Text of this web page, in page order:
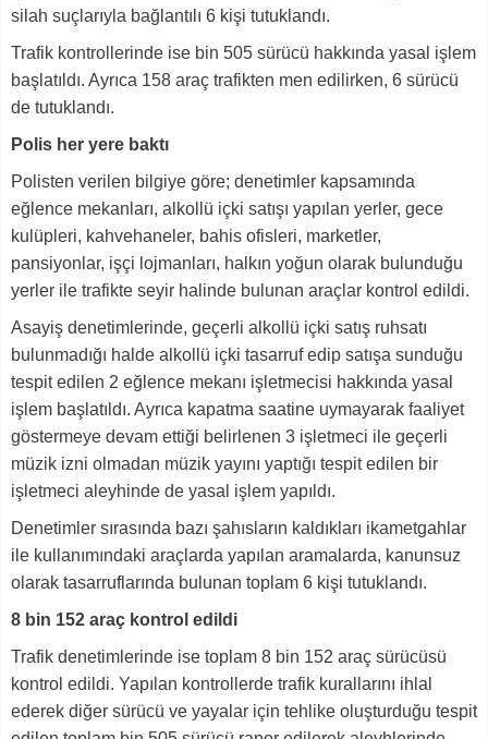
silah suçlarıyla bağlantılı 6 kişi tutuklandı.
Trafik kontrollerinde ise bin 505 sürücü hakkında yasal işlem
başlatıldı. Ayrıca 158 araç trafikten men edilirken, 6 sürücü
de tutuklandı.
Polis her yere baktı
Polisten verilen bilgiye göre; denetimler kapsamında
eğlence mekanları, alkollü içki satışı yapılan yerler, gece
kulüpleri, kahvehaneler, bahis ofisleri, marketler,
pansiyonlar, işçi lojmanları, halkın yoğun olarak bulunduğu
yerler ile trafikte seyir halinde bulunan araçlar kontrol edildi.
Asayiş denetimlerinde, geçerli alkollü içki satış ruhsatı
bulunmadığı halde alkollü içki tasarruf edip satışa sunduğu
tespit edilen 2 eğlence mekanı işletmecisi hakkında yasal
işlem başlatıldı. Ayrıca kapatma saatine uymayarak faaliyet
göstermeye devam ettiği belirlenen 3 işletmeci ile geçerli
müzik izni olmadan müzik yayını yaptığı tespit edilen bir
işletmeci aleyhinde de yasal işlem yapıldı.
Denetimler sırasında bazı şahısların kaldıkları ikametgahlar
ile kullanımındaki araçlarda yapılan aramalarda, kanunsuz
olarak tasarruflarında bulunan toplam 6 kişi tutuklandı.
8 bin 152 araç kontrol edildi
Trafik denetimlerinde ise toplam 8 bin 152 araç sürücüsü
kontrol edildi. Yapılan kontrollerde trafik kurallarını ihlal
ederek diğer sürücü ve yayalar için tehlike oluşturduğu tespit